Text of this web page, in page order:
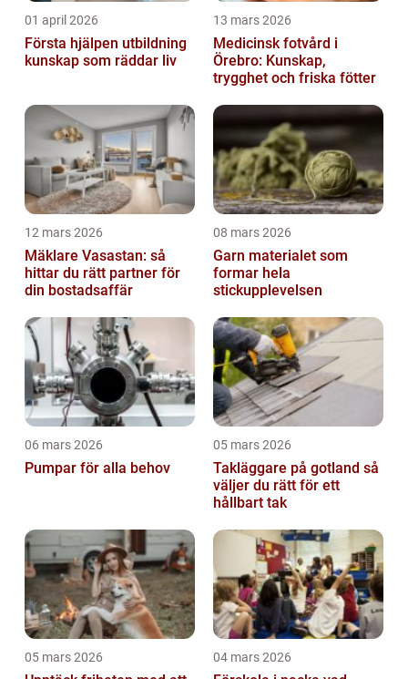
01 april 2026
Första hjälpen utbildning
kunskap som räddar liv
13 mars 2026
Medicinsk fotvård i
Örebro: Kunskap,
trygghet och friska fötter
12 mars 2026
Mäklare Vasastan: så
hittar du rätt partner för
din bostadsaffär
08 mars 2026
Garn materialet som
formar hela
stickupplevelsen
06 mars 2026
Pumpar för alla behov
05 mars 2026
Takläggare på gotland så
väljer du rätt för ett
hållbart tak
05 mars 2026 04 mars 2026